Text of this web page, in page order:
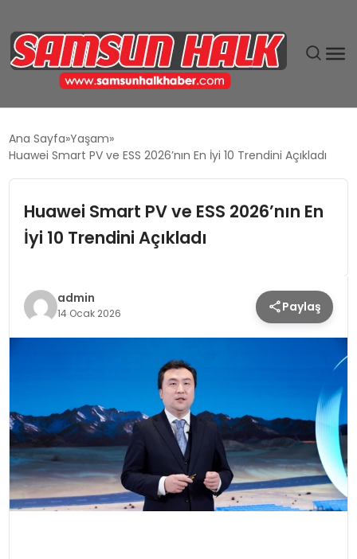
EKONOMI
GÜNDEM
MAGAZIN
SIYASET
TEKNOLOJI
YAŞAM
Ana Sayfa Yaşam
Huawei Smart PV ve ESS 2026’nın En İyi 10 Trendini Açıkladı
Huawei Smart PV ve ESS 2026’nın En
İyi 10 Trendini Açıkladı
admin
14 Ocak 2026 Paylaş